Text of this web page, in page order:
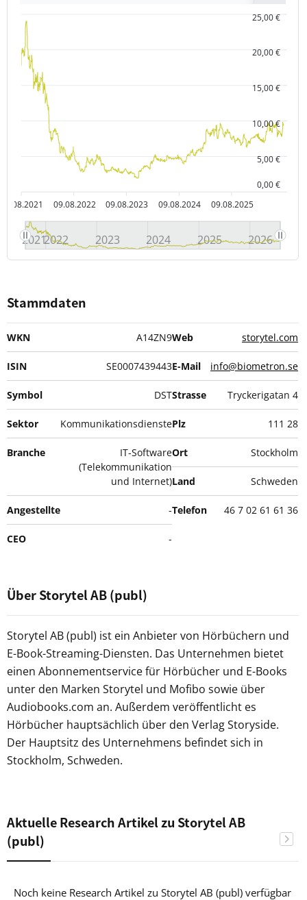
09.08.2021 09.08.2022 09.08.2023 09.08.2024 09.08.2025
0,00 €
5,00 €
10,00 €
15,00 €
20,00 €
25,00 €
20212022 2023 2024 2025 2026
Stammdaten
WKN A14ZN9
ISIN SE0007439443
Symbol DST
Sektor Kommunikationsdienste
Branche
IT-Software
(Telekommunikation
und Internet)
Angestellte -
CEO -
Web storytel.com
E-Mail info@biometron.se
Strasse Tryckerigatan 4
Plz 111 28
Ort Stockholm
Land Schweden
Telefon 46 7 02 61 61 36
Über Storytel AB (publ)
Storytel AB (publ) ist ein Anbieter von Hörbüchern und
E-Book-Streaming-Diensten. Das Unternehmen bietet
einen Abonnementservice für Hörbücher und E-Books
unter den Marken Storytel und Mofibo sowie über
Audiobooks.com an. Außerdem veröffentlicht es
Hörbücher hauptsächlich über den Verlag Storyside.
Der Hauptsitz des Unternehmens befindet sich in
Stockholm, Schweden.
Aktuelle Research Artikel zu Storytel AB
(publ)
Noch keine Research Artikel zu Storytel AB (publ) verfügbar